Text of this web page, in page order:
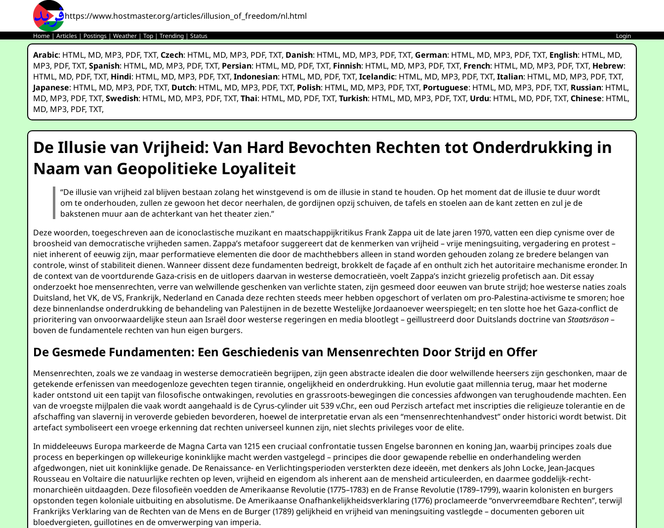
https://www.hostmaster.org/articles/illusion_of_freedom/nl.html
Home |Articles | Postings |Weather |Top |Trending |Status Login
Arabic: HTML, MD, MP3, PDF,TXT,Czech: HTML, MD, MP3, PDF,TXT, Danish: HTML, MD, MP3, PDF,TXT, German: HTML, MD, MP3, PDF,TXT, English: HTML, MD,
MP3, PDF,TXT,Spanish: HTML, MD, MP3, PDF,TXT, Persian: HTML, MD, PDF,TXT, Finnish: HTML, MD, MP3, PDF,TXT, French: HTML, MD, MP3, PDF,TXT, Hebrew:
HTML, MD, PDF,TXT, Hindi: HTML, MD, MP3, PDF,TXT,Indonesian: HTML, MD, PDF,TXT,Icelandic: HTML, MD, MP3, PDF,TXT,Italian: HTML, MD, MP3, PDF,TXT,
Japanese: HTML, MD, MP3, PDF,TXT, Dutch: HTML, MD, MP3, PDF,TXT, Polish: HTML, MD, MP3, PDF,TXT, Portuguese: HTML, MD, MP3, PDF,TXT, Russian: HTML,
MD, MP3, PDF,TXT,Swedish: HTML, MD, MP3, PDF,TXT,Thai: HTML, MD, PDF,TXT,Turkish: HTML, MD, MP3, PDF,TXT, Urdu: HTML, MD, PDF,TXT,Chinese: HTML,
MD, MP3, PDF,TXT,
De Illusie van Vrijheid: Van Hard Bevochten Rechten tot Onderdrukking in
Naam van Geopolitieke Loyaliteit
“De illusie van vrijheid zal blijven bestaan zolang het winstgevend is om de illusie in stand te houden. Op het moment dat de illusie te duur wordt
om te onderhouden, zullen ze gewoon het decor neerhalen, de gordijnen opzij schuiven, de tafels en stoelen aan de kant zetten en zul je de
bakstenen muur aan de achterkant van het theater zien.”
Deze woorden, toegeschreven aan de iconoclastische muzikant en maatschappijkritikus Frank Zappa uit de late jaren 1970, vatten een diep cynisme over de
broosheid van democratische vrijheden samen. Zappa’s metafoor suggereert dat de kenmerken van vrijheid – vrije meningsuiting, vergadering en protest –
niet inherent of eeuwig zijn, maar performatieve elementen die door de machthebbers alleen in stand worden gehouden zolang ze bredere belangen van
controle, winst of stabiliteit dienen. Wanneer dissent deze fundamenten bedreigt, brokkelt de façade af en onthult zich het autoritaire mechanisme eronder. In
de context van de voortdurende Gaza-crisis en de uitlopers daarvan in westerse democratieën, voelt Zappa’s inzicht griezelig profetisch aan. Dit essay
onderzoekt hoe mensenrechten, verre van welwillende geschenken van verlichte staten, zijn gesmeed door eeuwen van brute strijd; hoe westerse naties zoals
Duitsland, het VK, de VS, Frankrijk, Nederland en Canada deze rechten steeds meer hebben opgeschort of verlaten om pro-Palestina-activisme te smoren; hoe
deze binnenlandse onderdrukking de behandeling van Palestijnen in de bezette Westelijke Jordaanoever weerspiegelt; en ten slotte hoe het Gaza-conflict de
prioritering van onvoorwaardelijke steun aan Israël door westerse regeringen en media blootlegt – geïllustreerd door Duitslands doctrine vanStaatsräson–
boven de fundamentele rechten van hun eigen burgers.
De Gesmede Fundamenten: Een Geschiedenis van Mensenrechten Door Strijd en Offer
Mensenrechten, zoals we ze vandaag in westerse democratieën begrijpen, zijn geen abstracte idealen die door welwillende heersers zijn geschonken, maar de
getekende erfenissen van meedogenloze gevechten tegen tirannie, ongelijkheid en onderdrukking. Hun evolutie gaat millennia terug, maar het moderne
kader ontstond uit een tapijt van filosofische ontwakingen, revoluties en grassroots-bewegingen die concessies afdwongen van terughoudende machten. Een
van de vroegste mijlpalen die vaak wordt aangehaald is de Cyrus-cylinder uit 539 v.Chr., een oud Perzisch artefact met inscripties die religieuze tolerantie en de
afschaffing van slavernij in veroverde gebieden bevorderen, hoewel de interpretatie ervan als een “mensenrechtenhandvest” onder historici wordt betwist. Dit
artefact symboliseert een vroege erkenning dat rechten universeel kunnen zijn, niet slechts privileges voor de elite.
In middeleeuws Europa markeerde de Magna Carta van 1215 een cruciaal confrontatie tussen Engelse baronnen en koning Jan, waarbij principes zoals due
process en beperkingen op willekeurige koninklijke macht werden vastgelegd – principes die door gewapende rebellie en onderhandeling werden
afgedwongen, niet uit koninklijke genade. De Renaissance- en Verlichtingsperioden versterkten deze ideeën, met denkers als John Locke, Jean-Jacques
Rousseau en Voltaire die natuurlijke rechten op leven, vrijheid en eigendom als inherent aan de mensheid articuleerden, en daarmee goddelijk-recht-
monarchieën uitdaagden. Deze filosofieën voedden de Amerikaanse Revolutie (1775–1783) en de Franse Revolutie (1789–1799), waarin kolonisten en burgers
opstonden tegen koloniale uitbuiting en absolutisme. De Amerikaanse Onafhankelijkheidsverklaring (1776) proclameerde “onvervreemdbare Rechten”, terwijl
Frankrijks Verklaring van de Rechten van de Mens en de Burger (1789) gelijkheid en vrijheid van meningsuiting vastlegde – documenten geboren uit
bloedvergieten, guillotines en de omverwerping van imperia.